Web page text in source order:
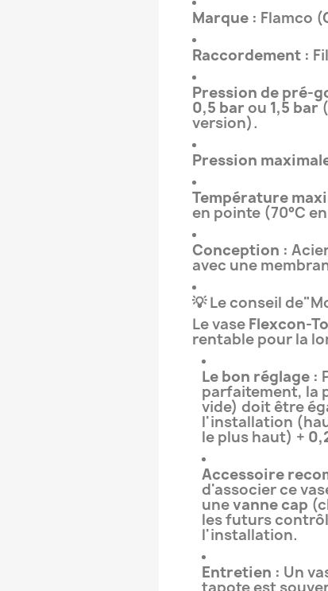
Marque : Flamco
Raccordement :
Pression de pré-
0,5 bar ou 1,5 bar
version).
Pression
Température
en pointe (70°C
Conception :
avec une
💡 Le conseil
Le vase Flexcon-
rentable pour la
Le bon réglage :
parfaitement, la
vide) doit être
l'installation
le plus haut) +
Accessoire
d'associer ce
unevanne cap
les futurs
l'installation.
Entretien : Un